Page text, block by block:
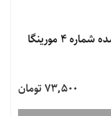
شامپو ترمیم کننده مناسب موهای رنگ شده شماره 4 مورینگا
73,500 تومان